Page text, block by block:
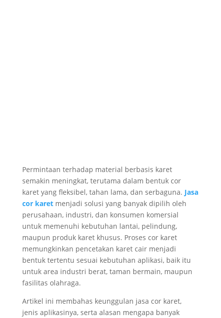
Permintaan terhadap material berbasis karet
semakin meningkat, terutama dalam bentuk cor
karet yang fleksibel, tahan lama, dan serbaguna. Jasa
cor karetmenjadi solusi yang banyak dipilih oleh
perusahaan, industri, dan konsumen komersial
untuk memenuhi kebutuhan lantai, pelindung,
maupun produk karet khusus. Proses cor karet
memungkinkan pencetakan karet cair menjadi
bentuk tertentu sesuai kebutuhan aplikasi, baik itu
untuk area industri berat, taman bermain, maupun
fasilitas olahraga.
Artikel ini membahas keunggulan jasa cor karet,
jenis aplikasinya, serta alasan mengapa banyak